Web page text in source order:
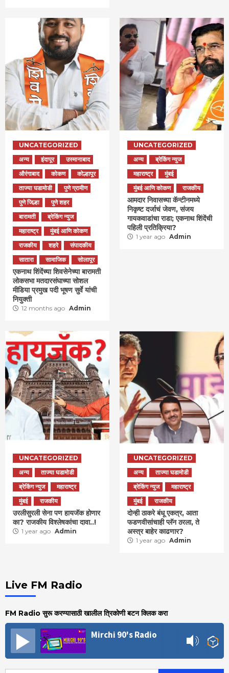
UNCATEGORIZED
अन्य
इंदापूर
उस्मानाबाद
औरंगाबाद
कोकण
कोल्हापूर
ताज्या घडामोडी
पुणे ग्रामीण
पुणे जिल्हा
पुणे शहर
बारामती
ब्रेकिंग न्युज
महाराष्ट्र
मुंबई आणि कोकण
राजकीय
शहरे
संपादकीय
सातारा
सामाजिक सोलापूर
एकनाथ शिंदेंच्या शिवसेनेच्या बारामती
लोकसभा मतदारसंघाच्या सोशल
मीडिया प्रमुख पदी भूषण सुर्वे यांची
नियुक्ती
12 months ago Admin
UNCATEGORIZED
अन्य
ब्रेकिंग न्युज
महाराष्ट्र
मुंबई
मुंबई आणि कोकण
राजकीय
आमदार निवासच्या कॅन्टीनमध्ये
निकृष्ट दर्जाचं जेवण, संजय
गायकवाडांचा राडा; एकनाथ शिंदेंची
पहिली प्रतिक्रिया?
1 year ago Admin
UNCATEGORIZED
अन्य
ताज्या घडामोडी
ब्रेकिंग न्युज
महाराष्ट्र
मुंबई
राजकीय
उरलीसुरली सेना पण हायजॅक होणार
का? राजकीय विश्लेषकांचा दावा..!
1 year ago Admin
UNCATEGORIZED
अन्य
ताज्या घडामोडी
ब्रेकिंग न्युज
महाराष्ट्र
मुंबई
राजकीय
दोन्ही ठाकरे बंधू एकत्र, आता
फडणवीसांचाही प्लॅन ठरला, ते
अस्त्र बाहेर काढणार?
1 year ago Admin
Live FM Radio
FM Radio सुरू करण्यासाठी खालील त्रिकोणी बटन क्लिक करा
Mirchi 90's Radio